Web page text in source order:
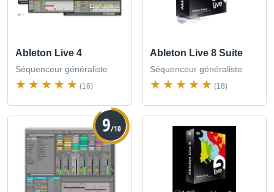
Ableton Live 4
Séquenceur généraliste
(16)
Ableton Live 8 Suite
Séquenceur généraliste
(18)
9/10